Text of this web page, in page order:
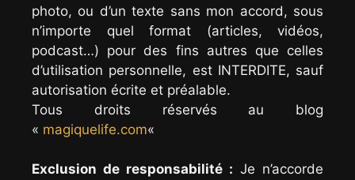
photo, ou d’un texte sans mon accord, sous
n’importe quel format (articles, vidéos,
podcast…) pour des fins autres que celles
d’utilisation personnelle, est INTERDITE, sauf
autorisation écrite et préalable.
Tous droits réservés au blog
« magiquelife.com«
Exclusion de responsabilité : Je n’accorde